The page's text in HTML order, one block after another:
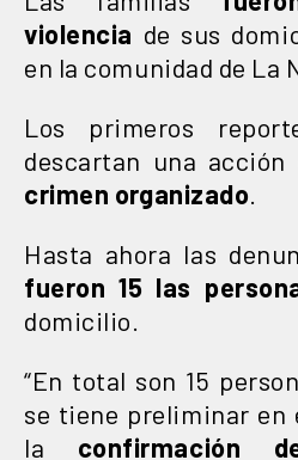
violencia de sus
en la comunidad de La
Los primeros
descartan una
crimen organizado
Hasta ahora las
fueron 15 las
domicilio.
“En total son 15
se tiene preliminar en
la confirmación